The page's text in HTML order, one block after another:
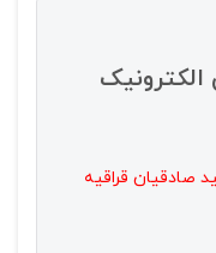
صادقیان قراقیه